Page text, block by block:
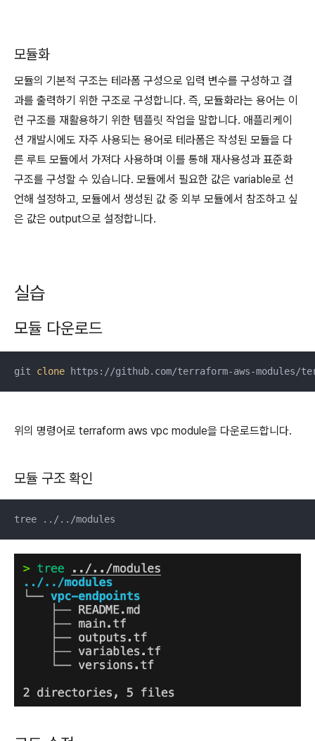
모듈화
모듈의 기본적 구조는 테라폼 구성으로 입력 변수를 구성하고 결
과를 출력하기 위한 구조로 구성합니다. 즉, 모듈화라는 용어는 이
런 구조를 재활용하기 위한 템플릿 작업을 말합니다. 애플리케이
션 개발시에도 자주 사용되는 용어로 테라폼은 작성된 모듈을 다
른 루트 모듈에서 가져다 사용하며 이를 통해 재사용성과 표준화
구조를 구성할 수 있습니다. 모듈에서 필요한 값은 variable로 선
언해 설정하고, 모듈에서 생성된 값 중 외부 모듈에서 참조하고 싶
은 값은 output으로 설정합니다.
실습
모듈 다운로드
git clone https://github.com/terraform-aws-modules/
위의 명령어로 terraform aws vpc module을 다운로드합니다.
모듈 구조 확인
tree ../../modules